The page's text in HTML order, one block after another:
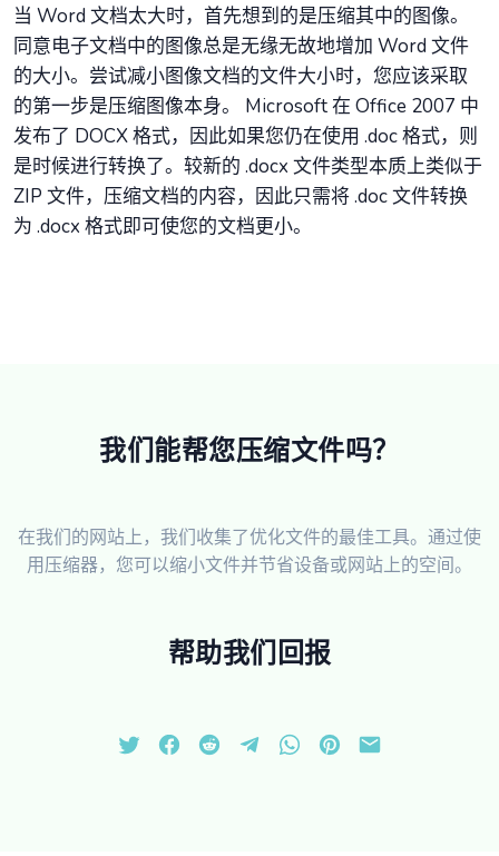
当 Word 文档太大时，首先想到的是压缩其中的图像。
同意电子文档中的图像总是无缘无故地增加 Word 文件
的大小。尝试减小图像文档的文件大小时，您应该采取
的第一步是压缩图像本身。 Microsoft 在 Office 2007 中
发布了 DOCX 格式，因此如果您仍在使用 .doc 格式，则
是时候进行转换了。较新的 .docx 文件类型本质上类似于
ZIP 文件，压缩文档的内容，因此只需将 .doc 文件转换
为 .docx 格式即可使您的文档更小。
我们能帮您压缩文件吗？
在我们的网站上，我们收集了优化文件的最佳工具。通过使
用压缩器，您可以缩小文件并节省设备或网站上的空间。
帮助我们回报